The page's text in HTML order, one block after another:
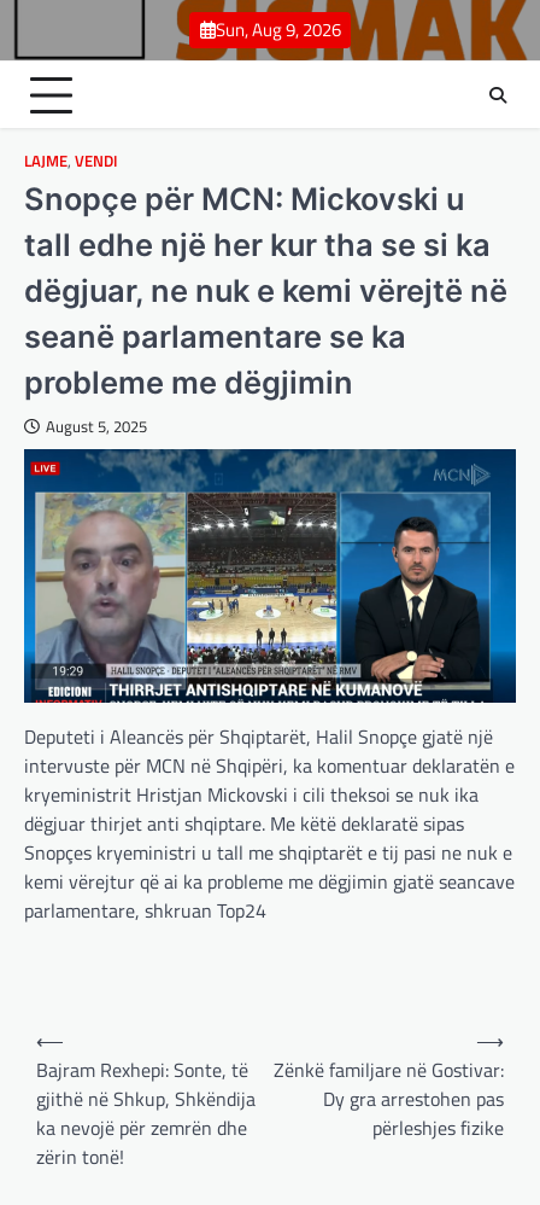
content
Sun, Aug 9, 2026
LAJME, VENDI
Snopçe për MCN: Mickovski u
tall edhe një her kur tha se si ka
dëgjuar, ne nuk e kemi vërejtë në
seanë parlamentare se ka
probleme me dëgjimin
August 5, 2025
Deputeti i Aleancës për Shqiptarët, Halil Snopçe gjatë një
intervuste për MCN në Shqipëri, ka komentuar deklaratën e
kryeministrit Hristjan Mickovski i cili theksoi se nuk ika
dëgjuar thirjet anti shqiptare. Me këtë deklaratë sipas
Snopçes kryeministri u tall me shqiptarët e tij pasi ne nuk e
kemi vërejtur që ai ka probleme me dëgjimin gjatë seancave
parlamentare, shkruan Top24
Post
navigation
⟵
Bajram Rexhepi: Sonte, të
gjithë në Shkup, Shkëndija
ka nevojë për zemrën dhe
zërin tonë!
Zënkë familjare në Gostivar:
Dy gra arrestohen pas
përleshjes fizike
⟶
BOTA,LAJME MË TË FUNDIT,OPINIONE,
RAJONI,SPECIALE
Gjermani, ekspertët sugjerojnë
400 miliardë euro për mbrojtje